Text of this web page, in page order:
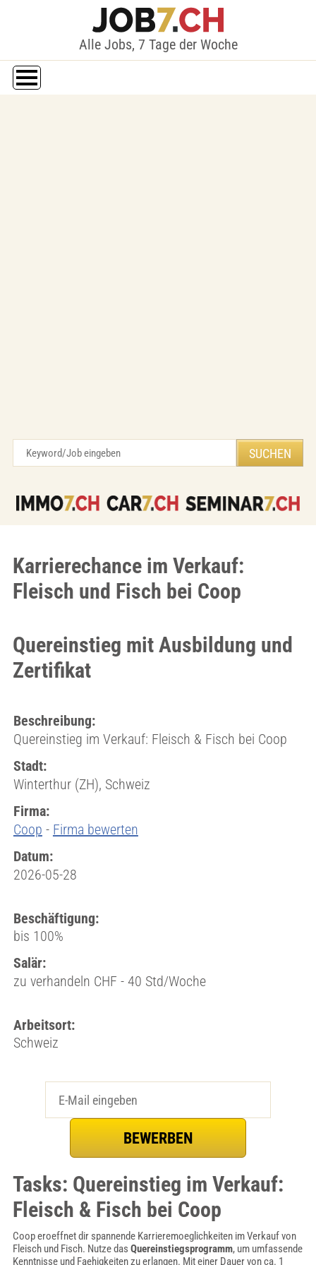
Alle Jobs, 7 Tage der Woche
Karrierechance im Verkauf:
Fleisch und Fisch bei Coop
Quereinstieg mit Ausbildung und
Zertifikat
Beschreibung:
Quereinstieg im Verkauf: Fleisch & Fisch bei Coop
Stadt:
Winterthur (ZH), Schweiz
Firma:
Coop - Firma bewerten
Datum:
2026-05-28
Beschäftigung:
bis 100%
Salär:
zu verhandeln CHF - 40 Std/Woche
Arbeitsort:
Schweiz
Tasks: Quereinstieg im Verkauf:
Fleisch & Fisch bei Coop
Coop eroeffnet dir spannende Karrieremoeglichkeiten im Verkauf von
Fleisch und Fisch. Nutze das Quereinstiegsprogramm, um umfassende
Kenntnisse und Faehigkeiten zu erlangen. Mit einer Dauer von ca. 1